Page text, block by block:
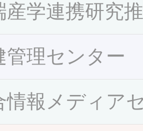
産学連携研究
管理センター
情報メディア